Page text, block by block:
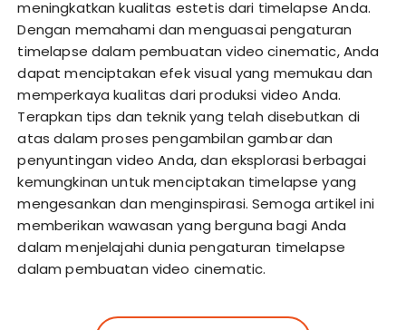
meningkatkan kualitas estetis dari timelapse Anda.
Dengan memahami dan menguasai pengaturan
timelapse dalam pembuatan video cinematic, Anda
dapat menciptakan efek visual yang memukau dan
memperkaya kualitas dari produksi video Anda.
Terapkan tips dan teknik yang telah disebutkan di
atas dalam proses pengambilan gambar dan
penyuntingan video Anda, dan eksplorasi berbagai
kemungkinan untuk menciptakan timelapse yang
mengesankan dan menginspirasi. Semoga artikel ini
memberikan wawasan yang berguna bagi Anda
dalam menjelajahi dunia pengaturan timelapse
dalam pembuatan video cinematic.